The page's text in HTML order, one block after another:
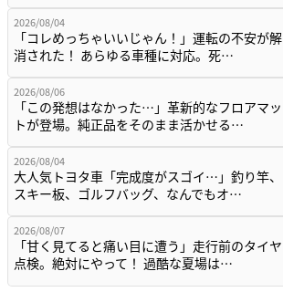
2026/08/04
「コレめっちゃいいじゃん！」運転の不安が解
消された！ あらゆる車種に対応。死…
2026/08/06
「この発想はなかった…」革新的なフロアマッ
トが登場。純正品をそのまま活かせる…
2026/08/04
大人気トヨタ車「完成度がスゴイ…」釣り竿、
スキー板、ゴルフバッグ、なんでもオ…
2026/08/07
「甘く見てると痛い目に遭う」走行前のタイヤ
点検。絶対にやって！ 過酷な夏場は…